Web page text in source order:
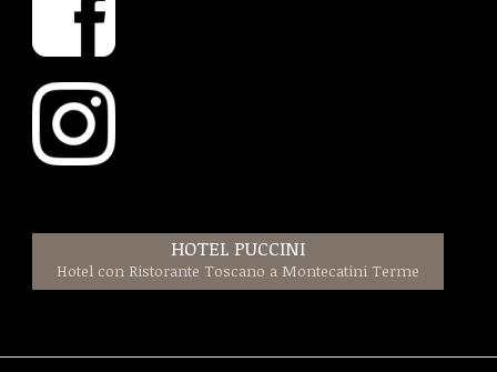
HOTEL PUCCINI
Hotel con Ristorante Toscano a Montecatini Terme